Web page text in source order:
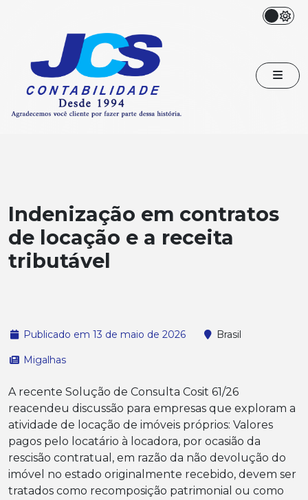
Indenização em contratos
de locação e a receita
tributável
Publicado em 13 de maio de 2026 Brasil
Migalhas
A recente Solução de Consulta Cosit 61/26
reacendeu discussão para empresas que exploram a
atividade de locação de imóveis próprios: Valores
pagos pelo locatário à locadora, por ocasião da
rescisão contratual, em razão da não devolução do
imóvel no estado originalmente recebido, devem ser
tratados como recomposição patrimonial ou como